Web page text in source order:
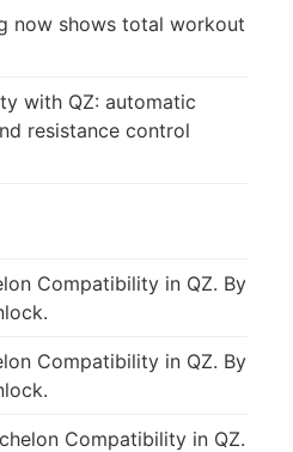
now shows total workout
with QZ: automatic
resistance control
Compatibility in QZ. By
Compatibility in QZ. By
Compatibility in QZ.